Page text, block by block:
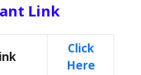
Link
Click
Here